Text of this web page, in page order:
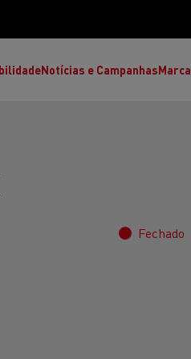
Notícias e CampanhasMarca
Fechado